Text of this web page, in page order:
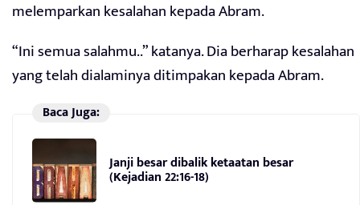
melemparkan kesalahan kepada Abram.
“Ini semua salahmu..” katanya. Dia berharap kesalahan
yang telah dialaminya ditimpakan kepada Abram.
Baca Juga:
Janji besar dibalik ketaatan besar
(Kejadian 22:16-18)